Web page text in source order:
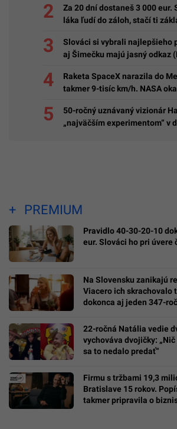
Za 20 dní dostaneš 3 000 eur.
láka ľudí do záloh, stačí ti
Slováci si vybrali najlepšieho
aj Šimečku majú jasný odkaz
Raketa SpaceX narazila do
takmer 9-tisíc km/h. NASA
50-ročný uznávaný vizionár
„najväčším experimentom“ v
PREMIUM
Pravidlo 40-30-20-10
eur. Slováci ho pri úvere
Na Slovensku zanikajú
Viacero ich skrachovalo
dokonca aj jeden 347-
22-ročná Natália vedie
vychováva dvojičky:
sa to nedalo predať“
Firmu s tržbami 19,3
Bratislave 15 rokov.
takmer pripravila o